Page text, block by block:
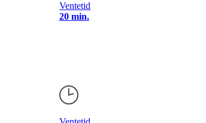
Ventetid
20 min.